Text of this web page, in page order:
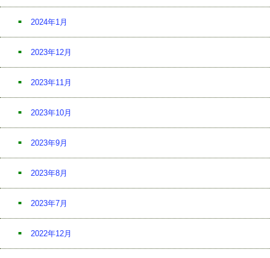
2024年1月
2023年12月
2023年11月
2023年10月
2023年9月
2023年8月
2023年7月
2022年12月